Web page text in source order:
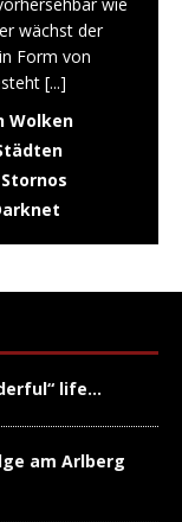
wächst der
Form von
[...]
Wolken
life…
am Arlberg